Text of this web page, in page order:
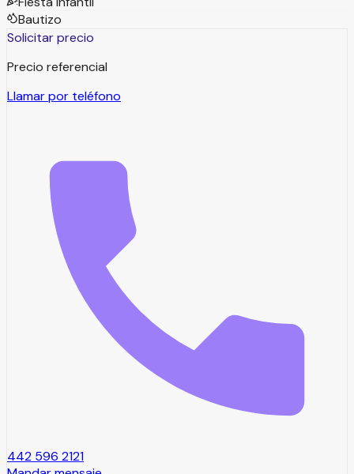
Bautizo
Solicitar precio
Precio referencial
Llamar por teléfono
442 596 2121